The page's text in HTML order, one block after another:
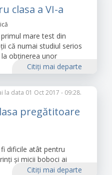
clasa a VI-a
mare test din
că numai studiul serios
obținerea unor
Citiţi mai departe
la data 01 Oct 2017 - 09:28.
pregătitoare
dificile atât pentru
și micii boboci ai
Citiţi mai departe